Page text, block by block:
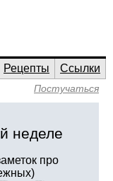
Рецепты
Ссылки
Постучаться
неделе
про